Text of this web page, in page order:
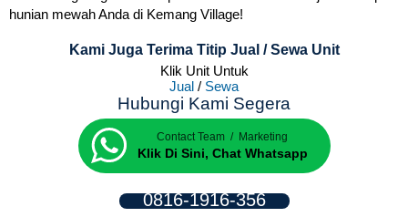
hunian mewah Anda di Kemang Village!
Kami Juga Terima Titip Jual / Sewa Unit
Klik Unit Untuk
Jual / Sewa
Hubungi Kami Segera
Contact Team / Marketing
Klik Di Sini, Chat Whatsapp
0816-1916-356